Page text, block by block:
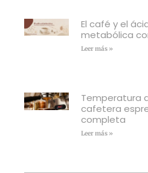
El café y el
metabólica
Leer más »
Temperatura
cafetera
completa
Leer más »